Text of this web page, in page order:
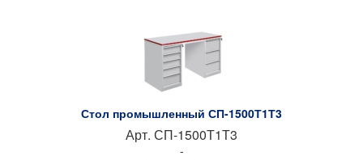
Стол промышленный СП-1500Т1Т3
Арт. СП-1500Т1Т3
-